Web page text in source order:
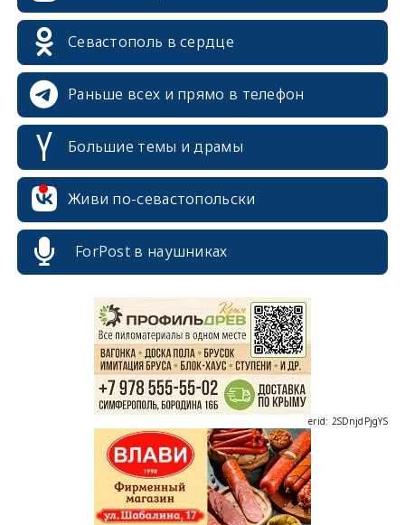
Севастополь в сердце
Раньше всех и прямо в телефон
Большие темы и драмы
Живи по-севастопольски
ForPost в наушниках
erid: 2SDnjdPjgYS